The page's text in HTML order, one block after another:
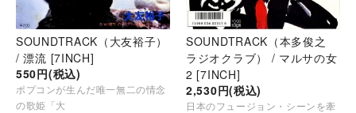
SOUNDTRACK（大友裕子）
/ 漂流 [7INCH]
550円(税込)
ポプコンが生んだ唯一無二の情念
の歌姫「大
SOUNDTRACK（本多俊之
ラジオクラブ） / マルサの女
2 [7INCH]
2,530円(税込)
日本のフュージョン・シーンを牽